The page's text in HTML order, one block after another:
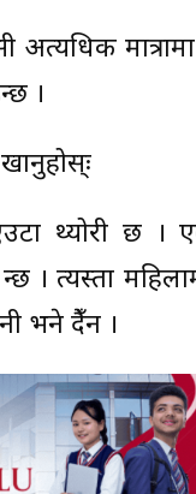
अत्यधिक
।
थ्योरी छ ।
हुन्छ । त्यस्ता
भने हुँदैन ।